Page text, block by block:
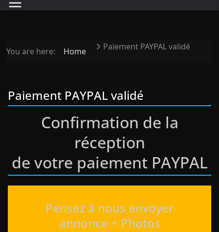
You are here: Home Paiement PAYPAL validé
Paiement PAYPAL validé
Confirmation de la
réception
de votre paiement PAYPAL
Pensez à nous envoyer
annonce + Photos